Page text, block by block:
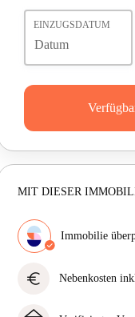
EINZUGSDATUM
MIT DIESER
Immobilie
sicherzustellen,
Mehr über die
euro Nebenkosten